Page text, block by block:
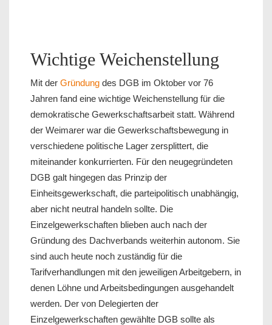
Wichtige Weichenstellung
Mit der Gründung des DGB im Oktober vor 76
Jahren fand eine wichtige Weichenstellung für die
demokratische Gewerkschaftsarbeit statt. Während
der Weimarer war die Gewerkschaftsbewegung in
verschiedene politische Lager zersplittert, die
miteinander konkurrierten. Für den neugegründeten
DGB galt hingegen das Prinzip der
Einheitsgewerkschaft, die parteipolitisch unabhängig,
aber nicht neutral handeln sollte. Die
Einzelgewerkschaften blieben auch nach der
Gründung des Dachverbands weiterhin autonom. Sie
sind auch heute noch zuständig für die
Tarifverhandlungen mit den jeweiligen Arbeitgebern, in
denen Löhne und Arbeitsbedingungen ausgehandelt
werden. Der von Delegierten der
Einzelgewerkschaften gewählte DGB sollte als